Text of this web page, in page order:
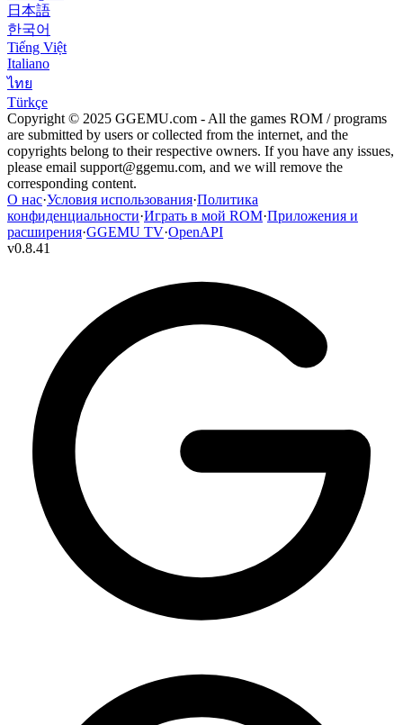
日本語
한국어
Tiếng Việt
Italiano
ไทย
Türkçe
Copyright © 2025 GGEMU.com - All the games ROM / programs
are submitted by users or collected from the internet, and the
copyrights belong to their respective owners. If you have any issues,
please email support@ggemu.com, and we will remove the
corresponding content.
О нас·Условия использования·Политика
конфиденциальности·Играть в мой ROM·Приложения и
расширения·GGEMU TV·OpenAPI
v0.8.41